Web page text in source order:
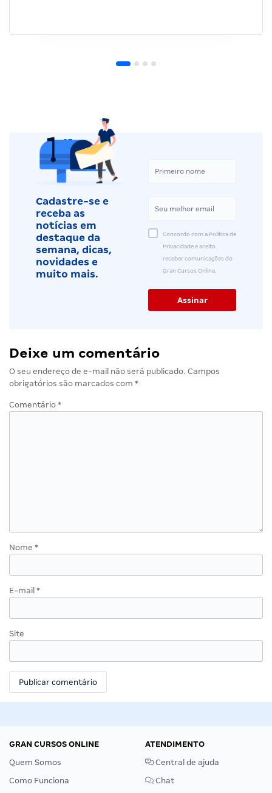
Cadastre-se e
receba as
notícias em
destaque da
semana, dicas,
novidades e
muito mais.
Concordo com a Política de
Privacidade e aceito
receber comunicações do
Gran Cursos Online.
Deixe um comentário
O seu endereço de e-mail não será publicado. Campos
obrigatórios são marcados com *
Comentário *
Nome *
E-mail *
Site
GRAN CURSOS ONLINE
Quem Somos
Como Funciona
ATENDIMENTO
Central de ajuda
Chat